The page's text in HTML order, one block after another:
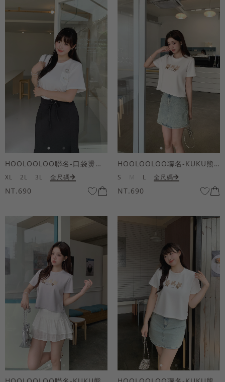
HOOLOOLOO聯名-口袋燙金KUKU熊短袖上衣
XL 2L 3L 全尺碼
NT.690
HOOLOOLOO聯名-KUKU熊蝴蝶結短袖上衣
S L 全尺碼
NT.690